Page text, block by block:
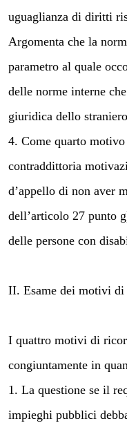
uguaglianza di diritti
Argomenta che la
parametro al quale
delle norme interne
giuridica dello
4. Come quarto
contraddittoria
d’appello di non aver
dell’articolo 27 punto
delle persone con
II. Esame dei motivi di
I quattro motivi di
congiuntamente in
1. La questione se il
impieghi pubblici